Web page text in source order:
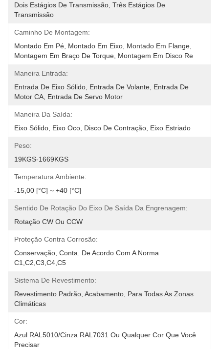
Dois Estágios De Transmissão, Três Estágios De
Transmissão
Caminho De Montagem:
Montado Em Pé, Montado Em Eixo, Montado Em Flange,
Montagem Em Braço De Torque, Montagem Em Disco Re
Maneira Entrada:
Entrada De Eixo Sólido, Entrada De Volante, Entrada De
Motor CA, Entrada De Servo Motor
Maneira Da Saída:
Eixo Sólido, Eixo Oco, Disco De Contração, Eixo Estriado
Peso:
19KGS-1669KGS
Temperatura Ambiente:
-15,00 [°C] ~ +40 [°C]
Sentido De Rotação Do Eixo De Saída Da Engrenagem:
Rotação CW Ou CCW
Proteção Contra Corrosão:
Conservação, Conta. De Acordo Com A Norma
C1,C2,C3,C4,C5
Sistema De Revestimento:
Revestimento Padrão, Acabamento, Para Todas As Zonas
Climáticas
Cor:
Azul RAL5010/Cinza RAL7031 Ou Qualquer Cor Que Você
Precisar